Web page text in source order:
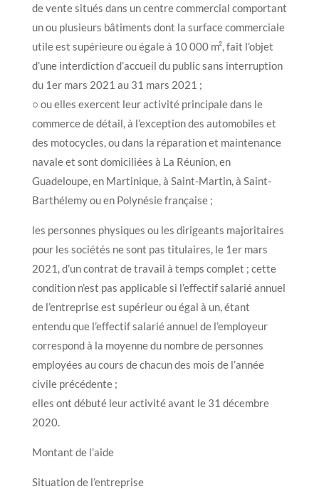
de vente situés dans un centre commercial comportant
un ou plusieurs bâtiments dont la surface commerciale
utile est supérieure ou égale à 10 000 m², fait l’objet
d’une interdiction d’accueil du public sans interruption
du 1er mars 2021 au 31 mars 2021 ;
○ ou elles exercent leur activité principale dans le
commerce de détail, à l’exception des automobiles et
des motocycles, ou dans la réparation et maintenance
navale et sont domiciliées à La Réunion, en
Guadeloupe, en Martinique, à Saint-Martin, à Saint-
Barthélemy ou en Polynésie française ;
les personnes physiques ou les dirigeants majoritaires
pour les sociétés ne sont pas titulaires, le 1er mars
2021, d’un contrat de travail à temps complet ; cette
condition n’est pas applicable si l’effectif salarié annuel
de l’entreprise est supérieur ou égal à un, étant
entendu que l’effectif salarié annuel de l’employeur
correspond à la moyenne du nombre de personnes
employées au cours de chacun des mois de l’année
civile précédente ;
elles ont débuté leur activité avant le 31 décembre
2020.
Montant de l’aide
Situation de l’entreprise